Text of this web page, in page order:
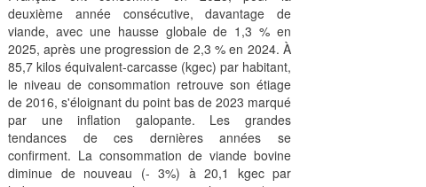
deuxième année consécutive, davantage de
viande, avec une hausse globale de 1,3 % en
2025, après une progression de 2,3 % en 2024. À
85,7 kilos équivalent-carcasse (kgec) par habitant,
le niveau de consommation retrouve son étiage
de 2016, s'éloignant du point bas de 2023 marqué
par une inflation galopante. Les grandes
tendances de ces dernières années se
confirment. La consommation de viande bovine
diminue de nouveau (- 3%) à 20,1 kgec par